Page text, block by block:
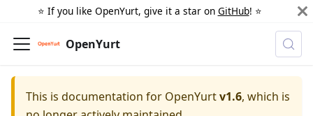
⭐️ If you like OpenYurt, give it a star on GitHub! ⭐️
OpenYurt
This is documentation for OpenYurtv1.6, which is